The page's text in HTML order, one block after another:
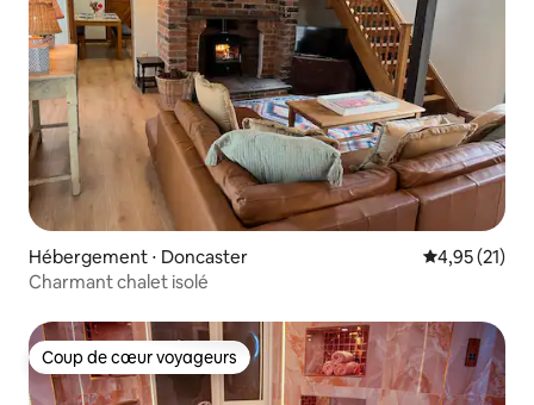
Hébergement ⋅ Doncaster Évaluation
4,95 (21)
Charmant chalet isolé
Coup de cœur voyageurs
Coup de cœur voyageurs